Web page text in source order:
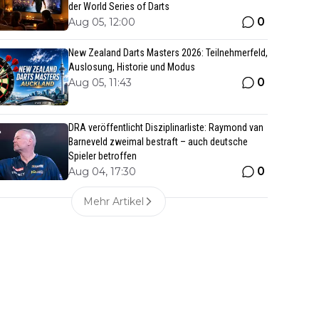
der World Series of Darts
Aug 05, 12:00 0
New Zealand Darts Masters 2026: Teilnehmerfeld,
Auslosung, Historie und Modus
Aug 05, 11:43 0
DRA veröffentlicht Disziplinarliste: Raymond van
Barneveld zweimal bestraft – auch deutsche
Spieler betroffen
Aug 04, 17:30 0
Mehr Artikel